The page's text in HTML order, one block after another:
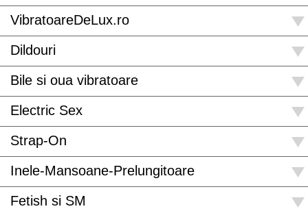
VibratoareDeLux.ro
Dildouri
Bile si oua vibratoare
Electric Sex
Strap-On
Inele-Mansoane-Prelungitoare
Fetish si SM